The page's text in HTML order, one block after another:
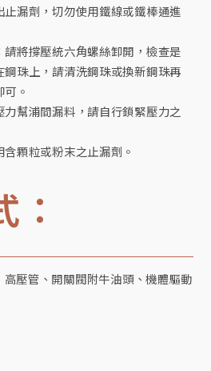
止漏劑，切勿使用鐵線或鐵棒通進
請將撐壓統六角螺絲卸開，檢查是
鋼珠上，請清洗鋼珠或換新鋼珠再
。
力幫浦間漏料，請自行鎖緊壓力之
顆粒或粉末之止漏劑。
壓管、開關閥附牛油頭、機體驅動